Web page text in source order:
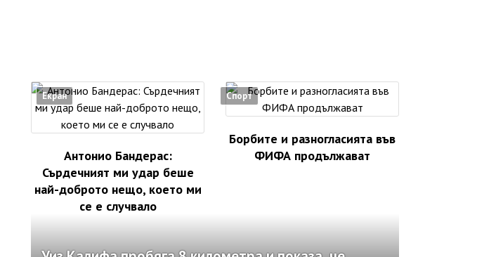
Екран
Антонио Бандерас:
Сърдечният ми удар беше
най-доброто нещо, което ми
се е случвало
Спорт
Борбите и разногласията във
ФИФА продължават